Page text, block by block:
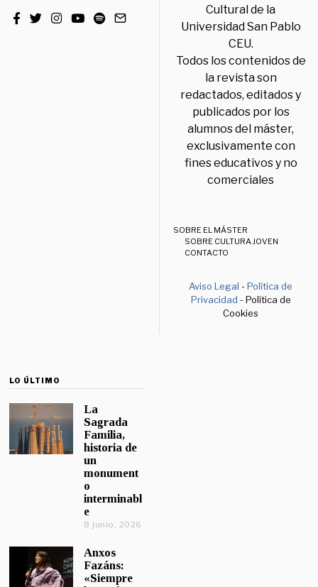
Cultural de la
Universidad San Pablo
CEU.
Todos los contenidos de
la revista son
redactados, editados y
publicados por los
alumnos del máster,
exclusivamente con
fines educativos y no
comerciales
SOBRE EL MÁSTER
SOBRE CULTURA JOVEN
CONTACTO
Aviso Legal -Política de
Privacidad - Política de
Cookies
LO ÚLTIMO
La
Sagrada
Familia,
historia de
un
monument
o
interminabl
e
8 junio, 2026
Anxos
Fazáns:
«Siempre